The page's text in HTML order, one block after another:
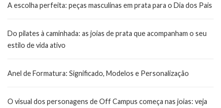
A escolha perfeita: peças masculinas em prata para o Dia dos Pais
Do pilates à caminhada: as joias de prata que acompanham o seu
estilo de vida ativo
Anel de Formatura: Significado, Modelos e Personalização
O visual dos personagens de Off Campus começa nas joias: veja